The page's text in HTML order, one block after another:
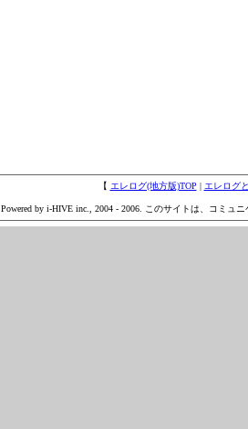
【 エレログ(地方版)TOP | エレログ
Powered by i-HIVE inc., 2004 - 2006. このサイトは、コミュ